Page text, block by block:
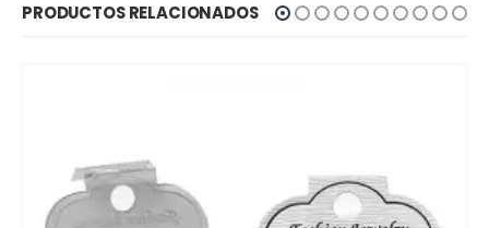
PRODUCTOS RELACIONADOS